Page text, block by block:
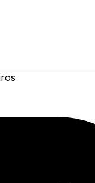
atual